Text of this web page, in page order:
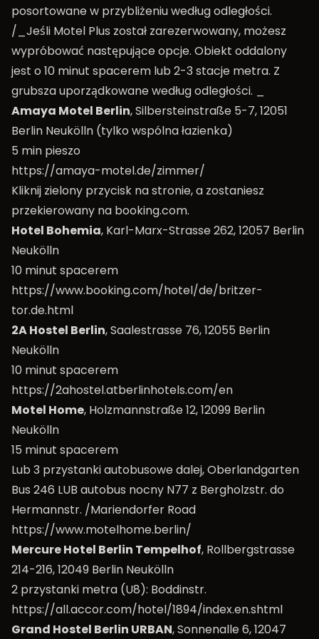
posortowane w przybliżeniu według odległości.
/_Jeśli Motel Plus został zarezerwowany, możesz
wypróbować następujące opcje. Obiekt oddalony
jest o 10 minut spacerem lub 2-3 stacje metra. Z
grubsza uporządkowane według odległości. _
Amaya Motel Berlin, Silbersteinstraße 5-7, 12051
Berlin Neukölln (tylko wspólna łazienka)
5 min pieszo
https://amaya-motel.de/zimmer/
Kliknij zielony przycisk na stronie, a zostaniesz
przekierowany na booking.com.
Hotel Bohemia, Karl-Marx-Strasse 262, 12057 Berlin
Neukölln
10 minut spacerem
https://www.booking.com/hotel/de/britzer-
tor.de.html
2A Hostel Berlin, Saalestrasse 76, 12055 Berlin
Neukölln
10 minut spacerem
https://2ahostel.atberlinhotels.com/en
Motel Home, Holzmannstraße 12, 12099 Berlin
Neukölln
15 minut spacerem
Lub 3 przystanki autobusowe dalej, Oberlandgarten
Bus 246 LUB autobus nocny N77 z Bergholzstr. do
Hermannstr. /Mariendorfer Road
https://www.motelhome.berlin/
Mercure Hotel Berlin Tempelhof, Rollbergstrasse
214-216, 12049 Berlin Neukölln
2 przystanki metra (U8): Boddinstr.
https://all.accor.com/hotel/1894/index.en.shtml
Grand Hostel Berlin URBAN, Sonnenalle 6, 12047